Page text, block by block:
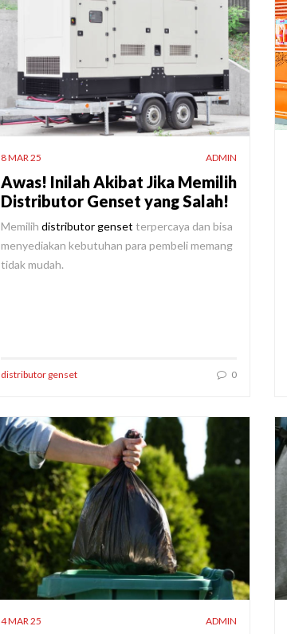
8 MAR 25 ADMIN
Awas! Inilah Akibat Jika Memilih
Distributor Genset yang Salah!
Memilih distributor genset terpercaya dan bisa
menyediakan kebutuhan para pembeli memang
tidak mudah.
distributor genset 0
4 MAR 25 ADMIN